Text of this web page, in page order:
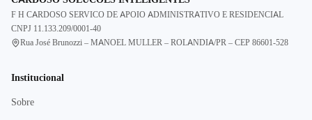
F H CARDOSO SERVICO DE APOIO ADMINISTRATIVO E RESIDENCIAL
CNPJ 11.133.209/0001-40
Rua José Brunozzi – MANOEL MULLER – ROLANDIA/PR – CEP 86601-528
Institucional
Sobre